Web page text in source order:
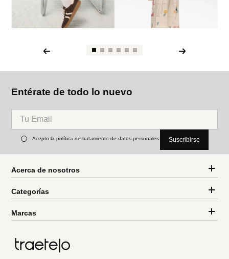
Entérate de todo lo nuevo
Acepto la política de tratamiento de datos personales Suscribirse
Acerca de nosotros
Categorías
Marcas